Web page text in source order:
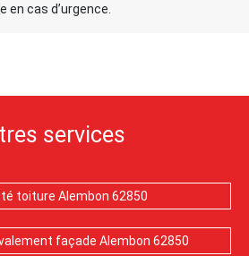
en cas d’urgence.
services
toiture Alembon 62850
façade Alembon 62850